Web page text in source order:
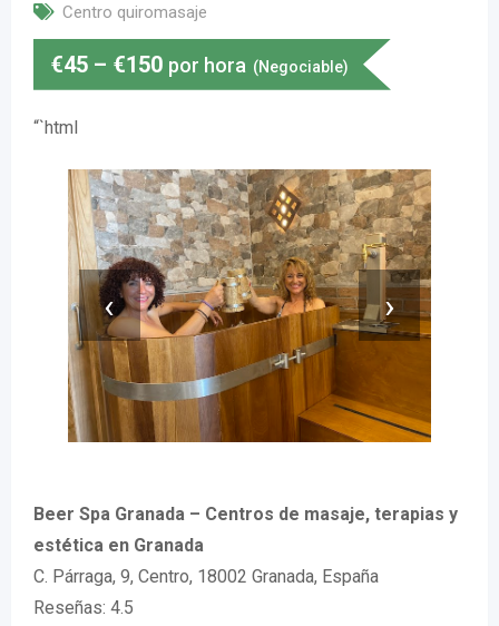
Centro quiromasaje
€45 – €150 por hora (Negociable)
“`html
‹ ›
Beer Spa Granada – Centros de masaje, terapias y
estética en Granada
C. Párraga, 9, Centro, 18002 Granada, España
Reseñas: 4.5